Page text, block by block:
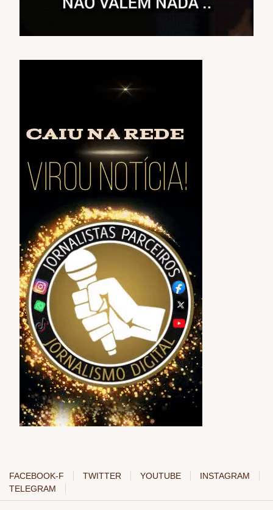
FACEBOOK-F TWITTER YOUTUBE
INSTAGRAM
TELEGRAM